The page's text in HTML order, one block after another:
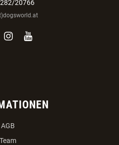
20766
instagram
youtube
AGB
Team